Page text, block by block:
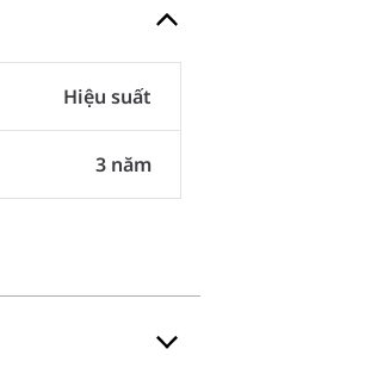
Hiệu suất
3 năm